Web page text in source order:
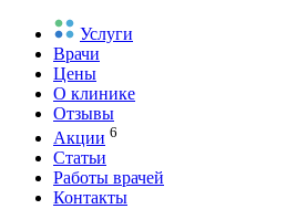
Услуги
Врачи
Цены
О клинике
Отзывы
Акции 6
Статьи
Работы врачей
Контакты